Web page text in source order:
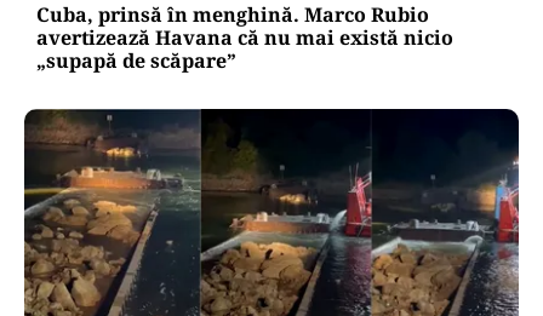
Cuba, prinsă în menghină. Marco Rubio
avertizează Havana că nu mai există nicio
„supapă de scăpare”